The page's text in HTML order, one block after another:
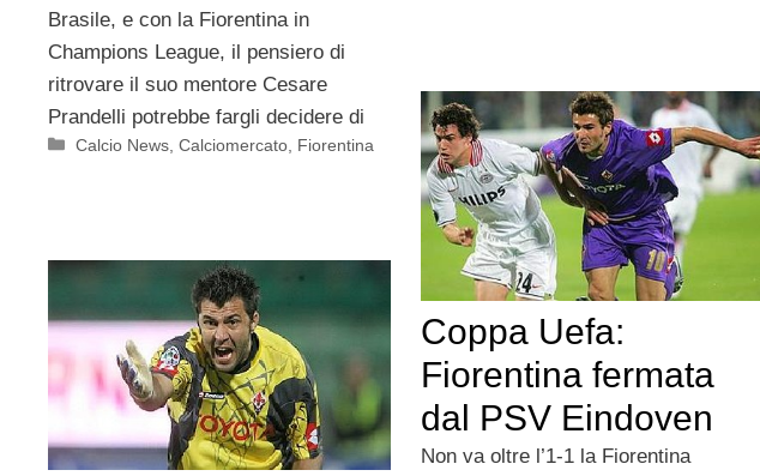
Brasile, e con la Fiorentina in
Champions League, il pensiero di
ritrovare il suo mentore Cesare
Prandelli potrebbe fargli decidere di
Categorie
Calcio News ,Calciomercato Fiorentina
Coppa Uefa:
Fiorentina fermata
dal PSV Eindoven
Non va oltre l’1-1 la Fiorentina